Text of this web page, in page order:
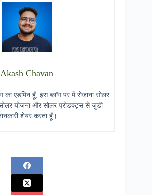
Akash Chavan
का एडमिन हूँ, इस ब्लॉग पर में रोजाना सोलर
योजना और सोलर प्रोडक्ट्स से जुडी
शेयर करता हूँ।